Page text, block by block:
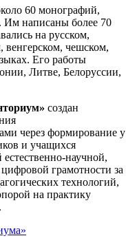
60 монографий,
Им написаны более 70
на русском,
венгерском, чешском,
Его работы
Литве, Белоруссии,
создан
через формирование у
и учащихся
научной,
грамотности за
технологий,
на практику